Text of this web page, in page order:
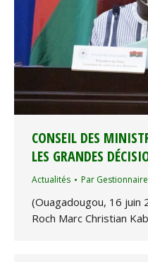
CONSEIL DES
LES GRANDES
Actualités Par Gestionnaire
(Ouagadougou, 16 juin
Roch Marc Christian